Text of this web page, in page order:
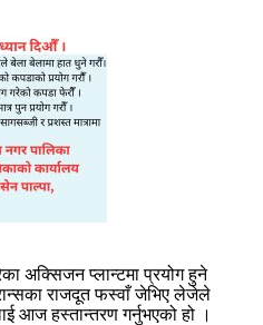
अक्सिजन प्लान्टमा प्रयोग हुने
राजदूत फस्वाँ जेभिए लेजेले
आज हस्तान्तरण गर्नुभएको हो ।